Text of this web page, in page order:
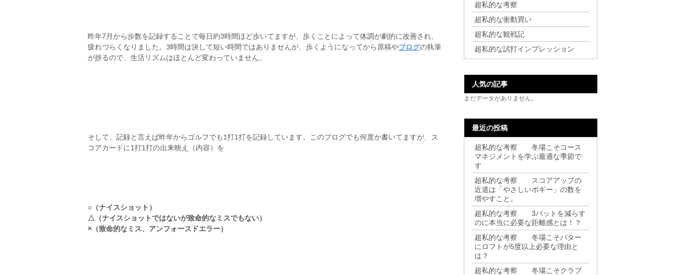
昨年7月から歩数を記録することで毎日約3時間ほど歩いてますが、歩くことによって体調が劇的に改善され、
疲れづらくなりました。3時間は決して短い時間ではありませんが、歩くようになってから原稿やブログの執筆
が捗るので、生活リズムはほとんど変わっていません。
そして、記録と言えば昨年からゴルフでも1打1打を記録しています。このブログでも何度か書いてますが、ス
コアカードに1打1打の出来映え（内容）を
○（ナイスショット）
△（ナイスショットではないが致命的なミスでもない）
×（致命的なミス、アンフォースドエラー）
超私的な考察
超私的な衝動買い
超私的な観戦記
超私的な試打インプレッション
人気の記事
まだデータがありません。
最近の投稿
超私的な考察 冬場こそコース
マネジメントを学ぶ最適な季節で
す
超私的な考察 スコアアップの
近道は「やさしいボギー」の数を
増やすこと。
超私的な考察 3パットを減らす
のに本当に必要な距離感とは！？
超私的な考察 冬場こそパター
にロフトが5度以上必要な理由と
は？
超私的な考察 冬場こそクラブ